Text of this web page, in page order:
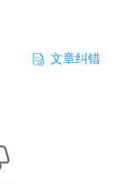
文章纠错